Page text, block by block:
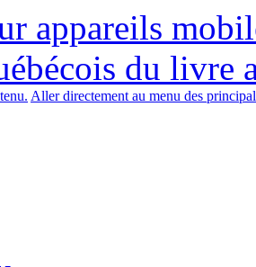
appareils
du livre
Aller directement au menu des